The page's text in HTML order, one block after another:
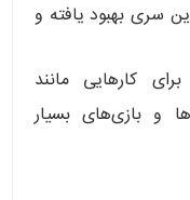
سری بهبود یافته و
کارهایی مانند
و بازی‌های بسیار